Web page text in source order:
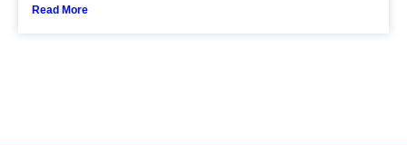
Read More